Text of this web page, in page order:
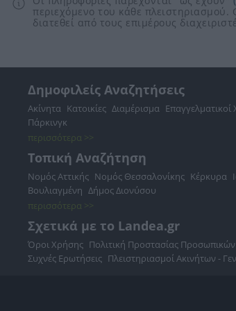
περιεχόμενο του κάθε
διατεθεί από τους επιμέρους
Δημοφιλείς Αναζητήσεις
Ακίνητα Κατοικίες Διαμέρισμα Επαγγελματικοί
Πάρκινγκ
περισσότερα >>
Τοπική Αναζήτηση
Νομός Αττικής Νομός Θεσσαλονίκης Κέρκυρα
Βουλιαγμένη Δήμος Διονύσου
περισσότερα >>
Σχετικά με το Landea.gr
Όροι Χρήσης Πολιτική Προστασίας
Συχνές Ερωτήσεις Πλειστηριασμοί Ακινήτων -